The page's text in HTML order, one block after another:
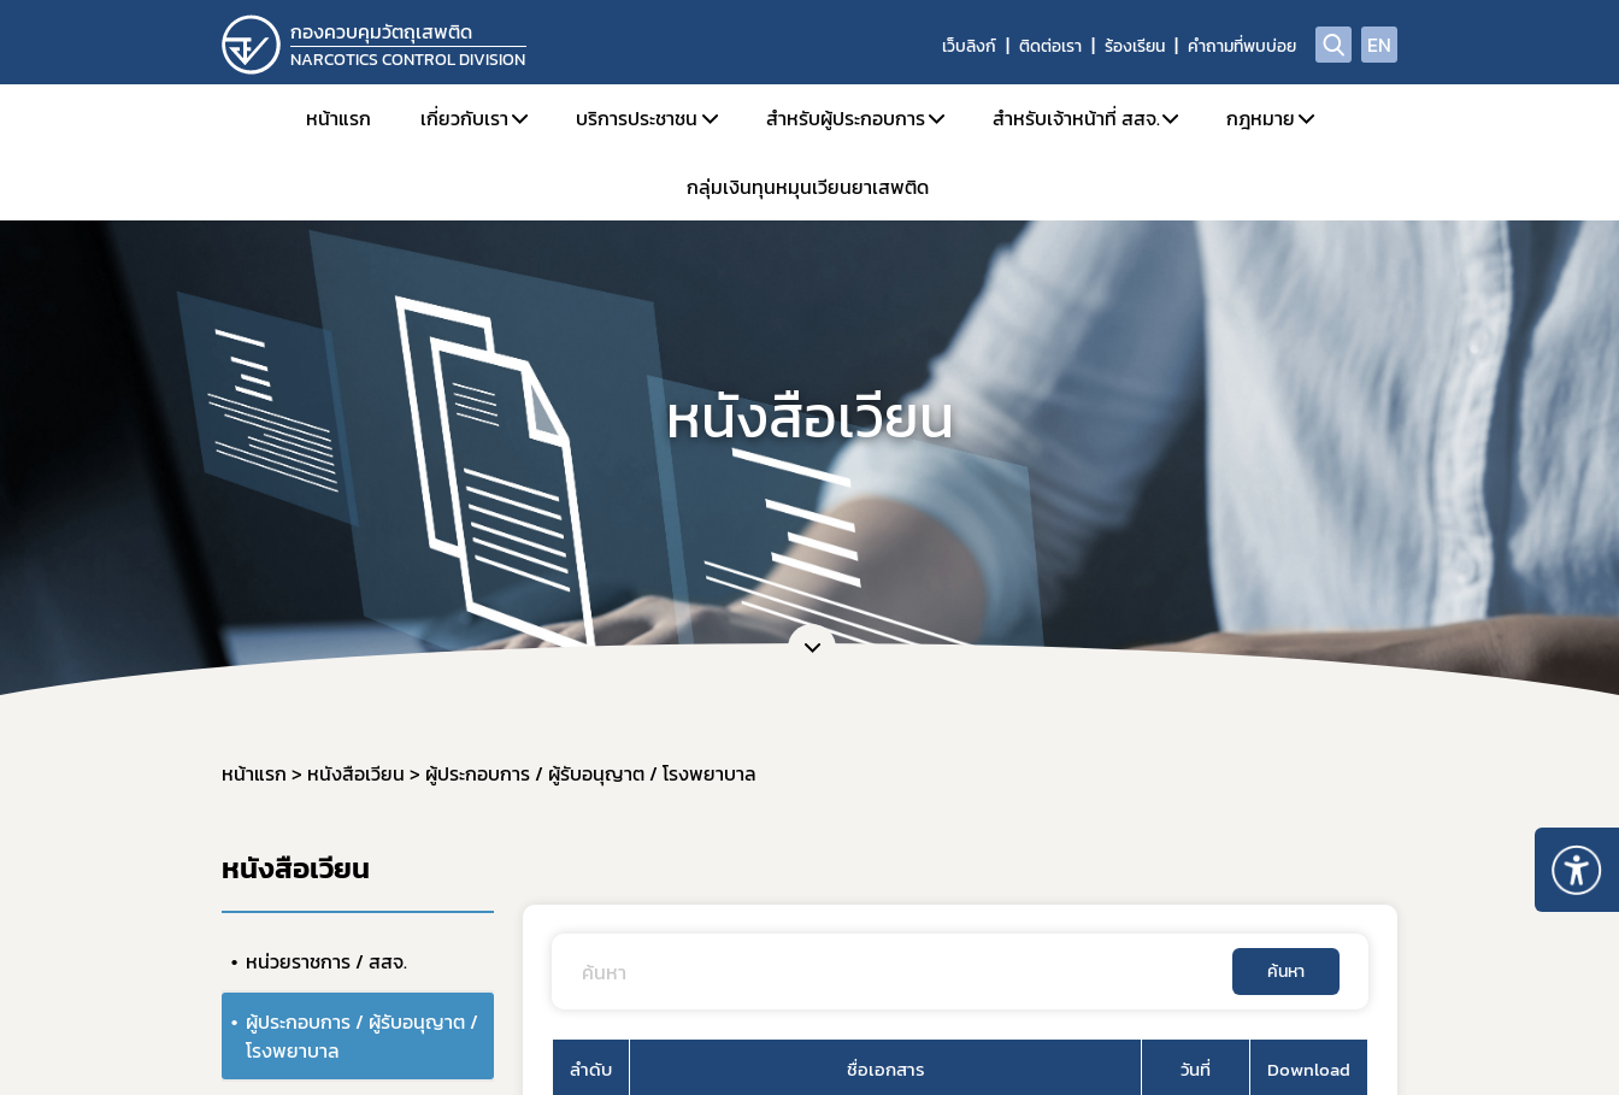
กองควบคุมวัตถุเสพติด
NARCOTICS CONTROL DIVISION
เว็บลิงก์ ติดต่อเรา ร้องเรียน คำถามที่พบบ่อย EN
หน้าแรก เกี่ยวกับเรา
ทำเนียบผู้บริหาร
โครงสร้างและอัตรากำลัง
ภารกิจและหน้าที่
ผลการดำเนินงานของกอง
การดำเนินงานเป็นองค์กรคุณธรรมต้นแบบ
รางวัลที่กองได้รับ
ภาพกิจกรรม
ติดต่อเรา
รับสมัครงาน
สำหรับเจ้าหน้าที่กองควบคุมวัตถุเสพติด
จองห้องประชุม
บริการประชาชน
คู่มือประชาชน
ข้อมูลสถิติที่เกี่ยวกับวัตถุเสพติด
สำหรับผู้ประกอบการ
เอกสารเปิดสิทธิ์เข้าใช้ระบบ E-Submission
การขออนุญาตสำหรับสถานพยาบาล
การขออนุญาตครอบครองยาเสพติดให้โทษในประเภท 2 และวัตถุออกฤทธิ์ในประเภท 2,3,4
การขออนุญาตยาเสพติดให้โทษในประเภท 4
การขออนุญาตนำเข้า-ส่งออกเฉพาะคราวยาเสพติด/วัตถุออกฤทธิ์ และ นำผ่าน
การขอหนังสือรับรองการนำหรือสั่งเข้ามาซึ่งสารกาเฟอีน (Caffeine)
การขออนุญาตวัตถุออกฤทธิ์ในประเภท 1
การขออนุญาตยาเสพติดให้โทษในประเภท 1
ขออนุญาตผลิต นำเข้า ส่งออก ยาเสพติดให้โทษให้โทษในประเภท 2 และวัตถุออกฤทธิ์ในประเภท 2
การขออนุญาตยาเสพติดให้โทษในประเภท 5
การอนุญาตทะเบียนตำรับ / โฆษณา / หนังสือรับรองยาเสพติดให้โทษ หรือวัตถุออกฤทธิ์
หลักเกณฑ์และเงื่อนไขการตรวจประเมินการออกใบอนุญาต/ทะเบียน
ระบบรายงานยาเสพติดให้โทษในประเภท 4
สำหรับเจ้าหน้าที่ สสจ.
คู่มือการใช้งานระบบ e-Submission
คู่มือกำหนดสิทธิ์ให้ผู้ประกอบการเข้าใช้งานระบบ
คำสั่ง อย. เรื่อง มอบอำนาจ
กลุ่ม Open chat สำหรับเจ้าหน้าที่
E-learning
การตรวจอนุญาตสถานที่สกัดกัญชง
ประชุมชี้แจงกฎหมายใหม่
การอนุญาต วจ.1 / ยส.3 / ตักเตือน พักใช้ หรือการเพิกถอนใบอนุญาต
การอนุญาตจำหน่าย ยส.2 หรือ วจ.2 พ.ศ. 2567
กฎกระทรวงการอนุญาตมีไว้ในครอบครอง ยส.2 วจ.2/วจ.3/วจ.4 พ.ศ. 2568
กฎกระทรวงการอนุญาต ยส.5 ที่มิใช่สารสกัดจากกัญชาหรือกัญชง พ.ศ.
กฎกระทรวงการอนุญาต ยส.5 เฉพาะสารสกัดจากกัญชาหรือกัญชง พ.ศ.
กฎหมาย
กฎหมายใหม่/ประเภทกฎหมาย
รายชื่อยาเสพติด/วัตถุเสพติด/สารระเหย
บทกำหนดโทษยาเสพติด/วัตถุออกฤทธิ์/สารระ
สาระสำคัญการควบคุมตามกฎหมาย
หลักเกณฑ์/แนวทาง
กลุ่มเงินทุนหมุนเวียนยาเสพติด
หนังสือเวียน
หน้าแรก หนังสือเวียน ผู้ประกอบการ / ผู้รับอนุญาต / โรงพยาบาล
หนังสือเวียน
หน่วยราชการ / สสจ.
ผู้ประกอบการ / ผู้รับอนุญาต /
โรงพยาบาล
ค้นหา
ลำดับ ชื่อเอกสาร วันที่ Download